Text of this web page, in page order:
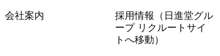
会社案内
採用情報（日進堂グル
ープ リクルートサイ
トへ移動）